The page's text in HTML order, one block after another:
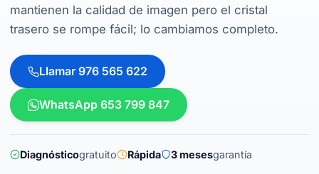
mantienen la calidad de imagen pero el cristal
trasero se rompe fácil; lo cambiamos completo.
Llamar 976 565 622
WhatsApp 653 799 847
Diagnósticogratuito Rápida 3 mesesgarantía